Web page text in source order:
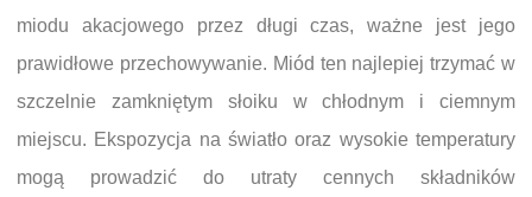
miodu akacjowego przez długi czas, ważne jest jego
prawidłowe przechowywanie. Miód ten najlepiej trzymać w
szczelnie zamkniętym słoiku w chłodnym i ciemnym
miejscu. Ekspozycja na światło oraz wysokie temperatury
mogą prowadzić do utraty cennych składników